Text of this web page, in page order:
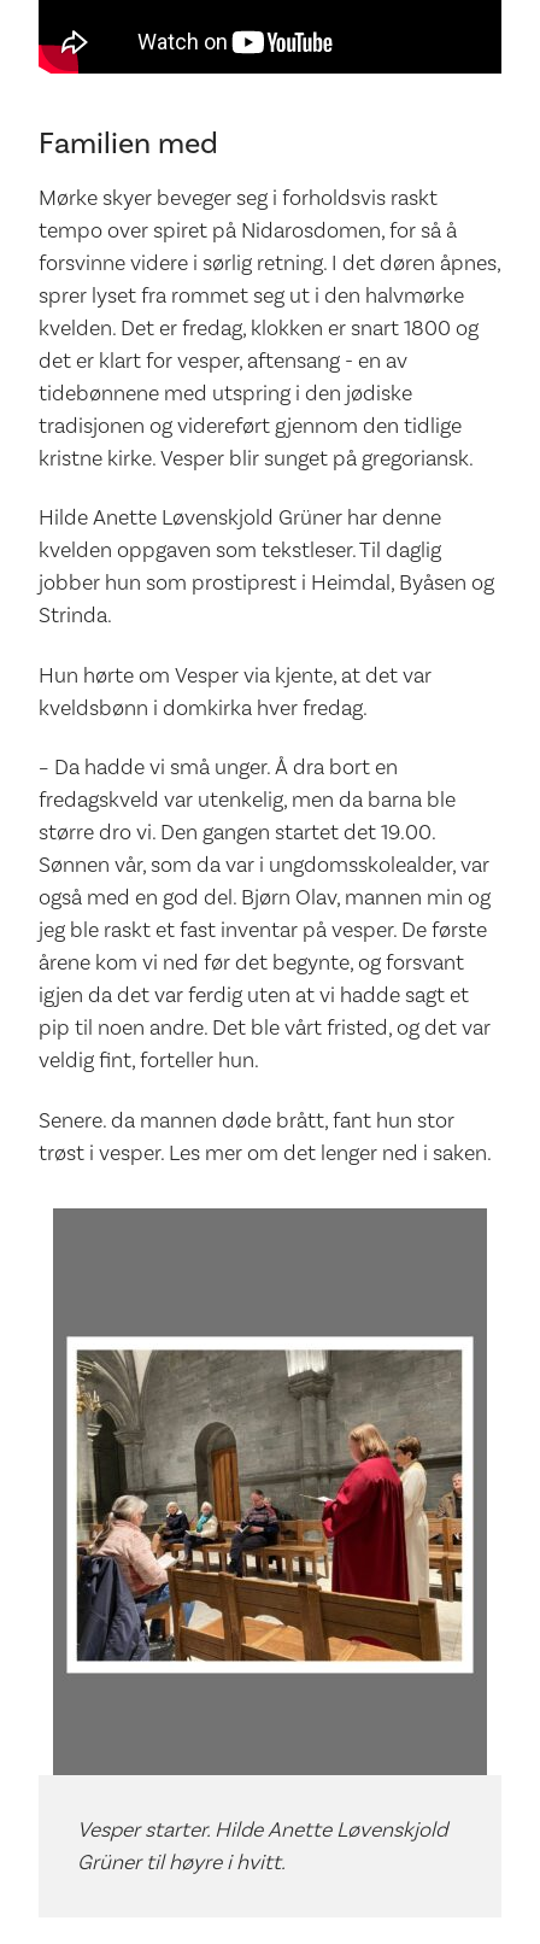
Familien med
Mørke skyer beveger seg i forholdsvis raskt
tempo over spiret på Nidarosdomen, for så å
forsvinne videre i sørlig retning. I det døren åpnes,
sprer lyset fra rommet seg ut i den halvmørke
kvelden. Det er fredag, klokken er snart 1800 og
det er klart for vesper, aftensang - en av
tidebønnene med utspring i den jødiske
tradisjonen og videreført gjennom den tidlige
kristne kirke. Vesper blir sunget på gregoriansk.
Hilde Anette Løvenskjold Grüner har denne
kvelden oppgaven som tekstleser. Til daglig
jobber hun som prostiprest i Heimdal, Byåsen og
Strinda.
Hun hørte om Vesper via kjente, at det var
kveldsbønn i domkirka hver fredag.
– Da hadde vi små unger. Å dra bort en
fredagskveld var utenkelig, men da barna ble
større dro vi. Den gangen startet det 19.00.
Sønnen vår, som da var i ungdomsskolealder, var
også med en god del. Bjørn Olav, mannen min og
jeg ble raskt et fast inventar på vesper. De første
årene kom vi ned før det begynte, og forsvant
igjen da det var ferdig uten at vi hadde sagt et
pip til noen andre. Det ble vårt fristed, og det var
veldig fint, forteller hun.
Senere. da mannen døde brått, fant hun stor
trøst i vesper. Les mer om det lenger ned i saken.
Vesper starter. Hilde Anette Løvenskjold
Grüner til høyre i hvitt.